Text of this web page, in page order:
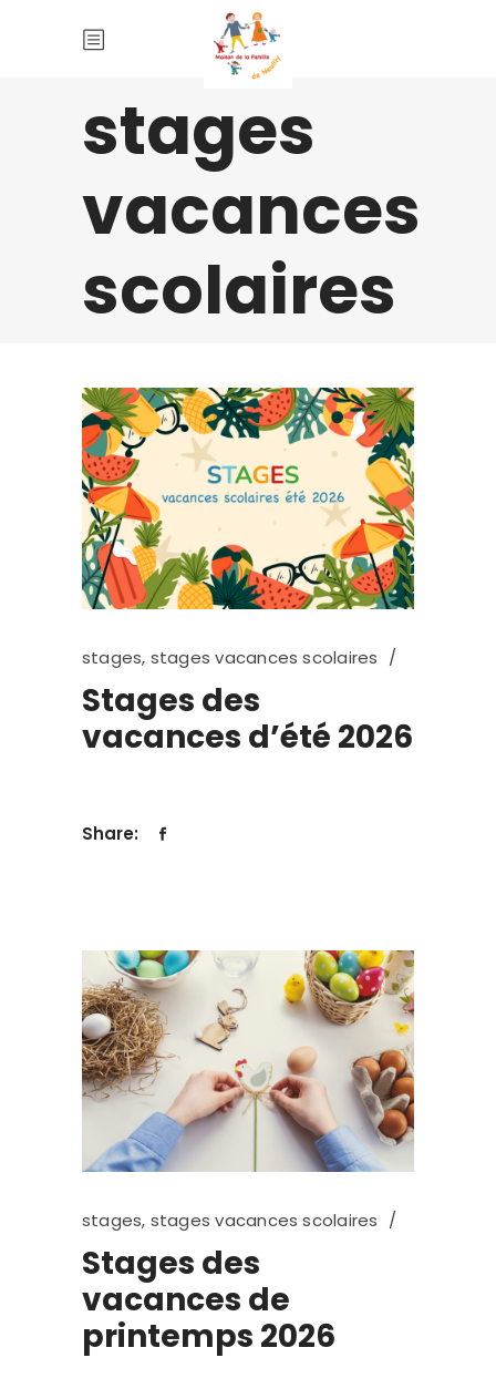
stages
vacances
scolaires
stages, stages vacances scolaires
Stages des
vacances d’été 2026
Share:
stages, stages vacances scolaires
Stages des
vacances de
printemps 2026